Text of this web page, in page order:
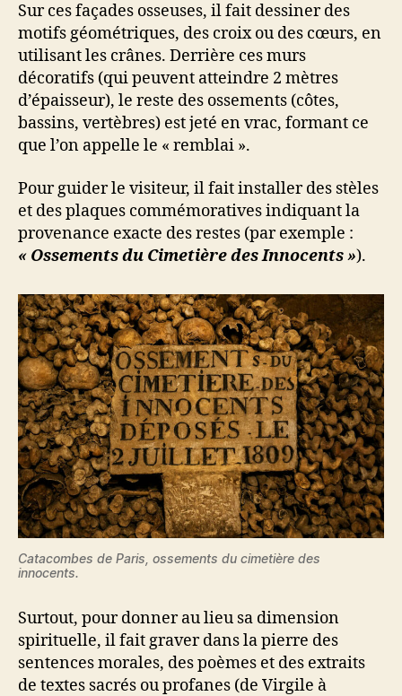
Sur ces façades osseuses, il fait dessiner des
motifs géométriques, des croix ou des cœurs, en
utilisant les crânes. Derrière ces murs
décoratifs (qui peuvent atteindre 2 mètres
d’épaisseur), le reste des ossements (côtes,
bassins, vertèbres) est jeté en vrac, formant ce
que l’on appelle le « remblai ».
Pour guider le visiteur, il fait installer des stèles
et des plaques commémoratives indiquant la
provenance exacte des restes (par exemple :
« Ossements du Cimetière des Innocents »).
Catacombes de Paris, ossements du cimetière des
innocents.
Surtout, pour donner au lieu sa dimension
spirituelle, il fait graver dans la pierre des
sentences morales, des poèmes et des extraits
de textes sacrés ou profanes (de Virgile à